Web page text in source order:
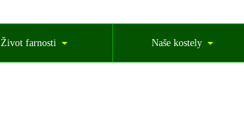
Život farnosti Naše kostely